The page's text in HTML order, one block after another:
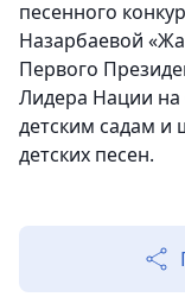
песенного
Назарбаевой
Первого
Лидера Нации на
детским садам и
детских песен.